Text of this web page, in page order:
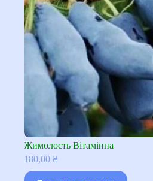
Жимолость Вітамінна
180,00 ₴